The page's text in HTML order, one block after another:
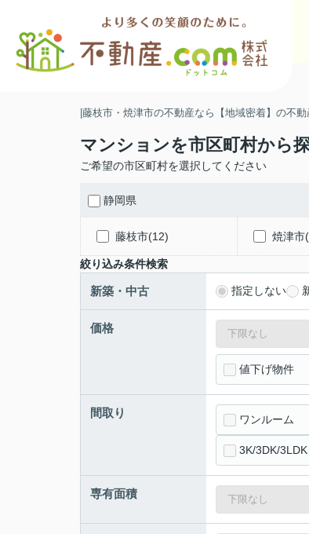
|藤枝市・焼津市の不動産なら【地域密着】の不
マンションを市区町村から
ご希望の市区町村を選択してください
静岡県
藤枝市(12) 焼津市
絞り込み条件検索
新築・中古 指定しない
価格
値下げ物件
間取り ワンルーム
3K/3DK/3LDK
専有面積